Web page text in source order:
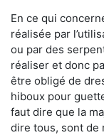
En ce qui
réalisée par
ou par des
réaliser et donc
être obligé de
hiboux pour
faut dire que la
dire tous, sont de